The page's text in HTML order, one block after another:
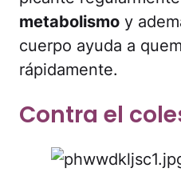
metabolismo y
cuerpo ayuda a
rápidamente.
Contra el